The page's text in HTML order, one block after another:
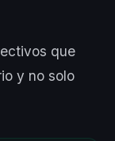
que
y no solo